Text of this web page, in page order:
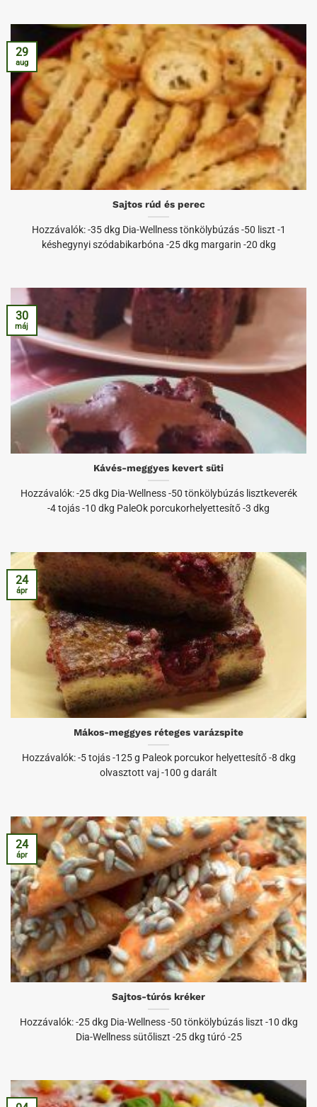
Sajtos rúd és perec
Hozzávalók: -35 dkg Dia-Wellness tönkölybúzás -50 liszt -1
késhegynyi szódabikarbóna -25 dkg margarin -20 dkg
29
aug
Kávés-meggyes kevert süti
Hozzávalók: -25 dkg Dia-Wellness -50 tönkölybúzás lisztkeverék
-4 tojás -10 dkg PaleOk porcukorhelyettesítő -3 dkg
30
máj
Mákos-meggyes réteges varázspite
Hozzávalók: -5 tojás -125 g Paleok porcukor helyettesítő -8 dkg
olvasztott vaj -100 g darált
24
ápr
Sajtos-túrós kréker
Hozzávalók: -25 dkg Dia-Wellness -50 tönkölybúzás liszt -10 dkg
Dia-Wellness sütőliszt -25 dkg túró -25
24
ápr